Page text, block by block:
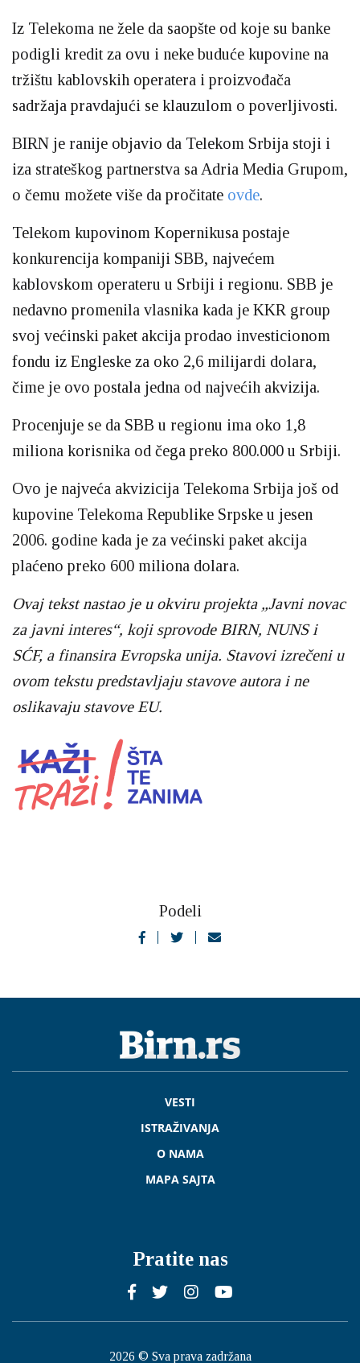
Iz Telekoma ne žele da saopšte od koje su banke
podigli kredit za ovu i neke buduće kupovine na
tržištu kablovskih operatera i proizvođača
sadržaja pravdajući se klauzulom o poverljivosti.
BIRN je ranije objavio da Telekom Srbija stoji i
iza strateškog partnerstva sa Adria Media Grupom,
o čemu možete više da pročitate ovde.
Telekom kupovinom Kopernikusa postaje
konkurencija kompaniji SBB, najvećem
kablovskom operateru u Srbiji i regionu. SBB je
nedavno promenila vlasnika kada je KKR group
svoj većinski paket akcija prodao investicionom
fondu iz Engleske za oko 2,6 milijardi dolara,
čime je ovo postala jedna od najvećih akvizija.
Procenjuje se da SBB u regionu ima oko 1,8
miliona korisnika od čega preko 800.000 u Srbiji.
Ovo je najveća akvizicija Telekoma Srbija još od
kupovine Telekoma Republike Srpske u jesen
2006. godine kada je za većinski paket akcija
plaćeno preko 600 miliona dolara.
Ovaj tekst nastao je u okviru projekta „Javni novac
za javni interes“, koji sprovode BIRN, NUNS i
SĆF, a finansira Evropska unija. Stavovi izrečeni u
ovom tekstu predstavljaju stavove autora i ne
oslikavaju stavove EU.
Podeli
VESTI
ISTRAŽIVANJA
O NAMA
MAPA SAJTA
Pratite nas
2026 © Sva prava zadržana